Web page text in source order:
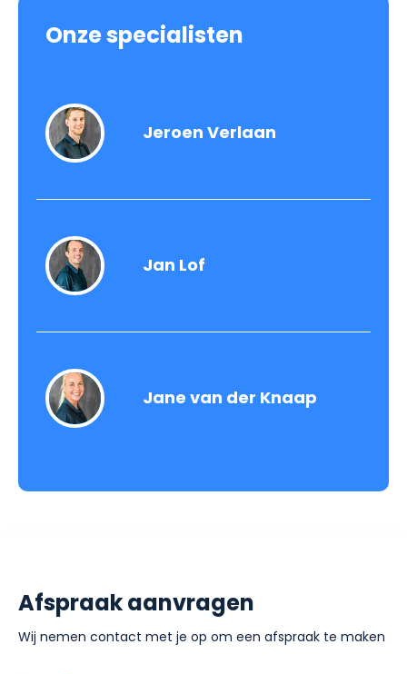
Onze specialisten
Jeroen Verlaan
Jan Lof
Jane van der Knaap
Afspraak aanvragen
Wij nemen contact met je op om een afspraak te maken